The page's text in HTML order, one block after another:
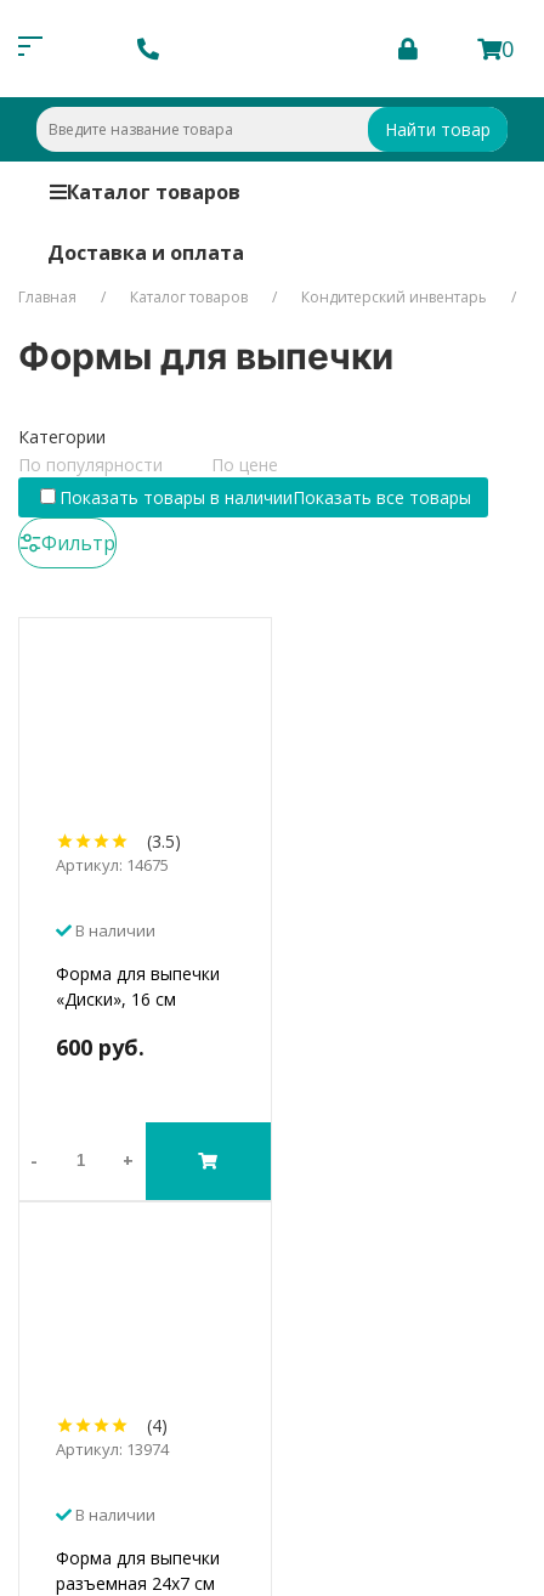
0
Найти товар
Каталог товаров
Доставка и оплата
Главная Каталог товаров Кондитерский инвентарь
Формы для выпечки
Категории
По популярности
По цене
Показать товары в наличииПоказать все товары
Фильтр
(3.5)
Артикул: 14675
В наличии
Форма для выпечки
«Диски», 16 см
600 руб.
- +
(4)
Артикул: 13974
В наличии
Форма для выпечки
разъемная 24х7 см